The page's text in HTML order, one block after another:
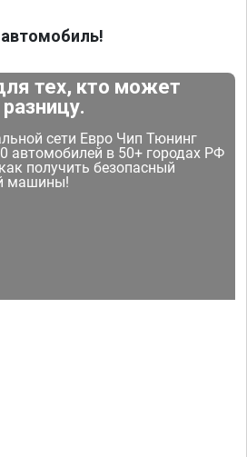
тех, кто может
сети Евро Чип Тюнинг
автомобилей в 50+ городах РФ
получить безопасный
машины!